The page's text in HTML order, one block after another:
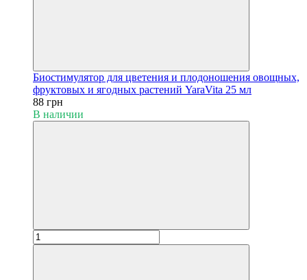
Биостимулятор для цветения и плодоношения овощных,
фруктовых и ягодных растений YaraVita 25 мл
88 грн
В наличии